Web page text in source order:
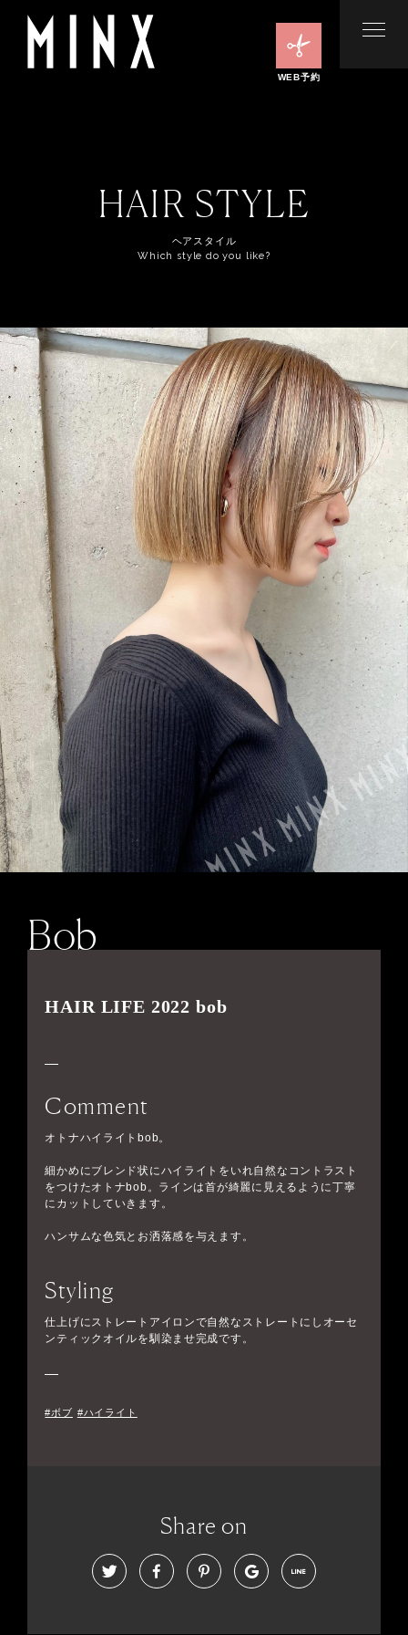
WEB予約
HAIR STYLE
ヘアスタイル
Which style do you like?
Bob
HAIR LIFE 2022 bob
Comment
オトナハイライトbob。
細かめにブレンド状にハイライトをいれ自然なコントラスト
をつけたオトナbob。ラインは首が綺麗に見えるように丁寧
にカットしていきます。
ハンサムな色気とお洒落感を与えます。
Styling
仕上げにストレートアイロンで自然なストレートにしオーセ
ンティックオイルを馴染ませ完成です。
#ボブ #ハイライト
Share on